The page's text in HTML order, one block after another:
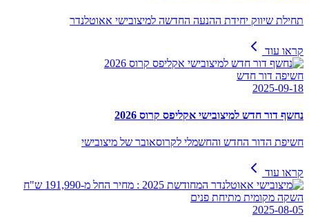
תחילת שיווק יחידת ההנעה החדשה למיצובישי אאוטלנדר
קראו עוד
חשיפה דור חדש
2025-09-18
נחשף דור חדש למיצובישי אקליפס קרוס 2026
חשיפת הדור החדש והחשמלי לקרוסאובר של מיצובישי
קראו עוד
השקה מקומית מתיחת פנים
2025-08-05